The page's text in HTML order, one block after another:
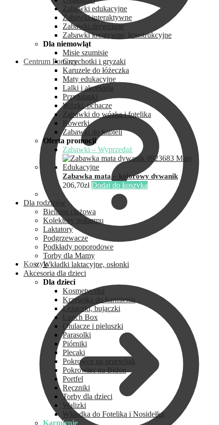
Centrum Pomocy
Koszyk
Zabawki edukacyjne
Zabawki interaktywne
Zabawki drewniane
Zabawki kreatywne, konstrukcyjne
Dla niemowląt
Misie szumisie
Grzechotki i gryzaki
Karuzele do łóżeczka
Maty edukacyjne
Lalki i akcesoria
Przytulanki
Wózki, pchacze
Zabawki do wózka i fotelika
Rowerki
Zabawki do kąpieli
Oferta promocji
Zabawki – Wyprzedaż
Zabawka mata – kolorowy dywanik
206,70zł Dodaj do koszyka
Dla rodziców
Bielizna ciążowa
Kolektory pokarmu
Laktatory
Podgrzewacze
Podkłady poporodowe
Torby dla Mamy
Wkładki laktacyjne, osłonki
Akcesoria dla dzieci
Dla dzieci
Kosmetyczka
Krzesełka do karmienia
Leżaczki, bujaczki
Lunch Box
Otulacze i pieluszki
Parasolki
Piórniki
Plecaki
Pokrowce na przewijak
Pokrowiec na Bidon
Portfel
Ręczniki
Torby dla dzieci
Walizki
Wkładka do Fotelika i Nosidełka
Karmienie